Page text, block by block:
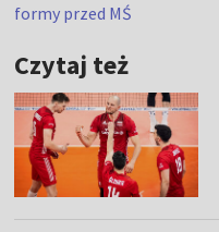
formy przed MŚ
Czytaj też